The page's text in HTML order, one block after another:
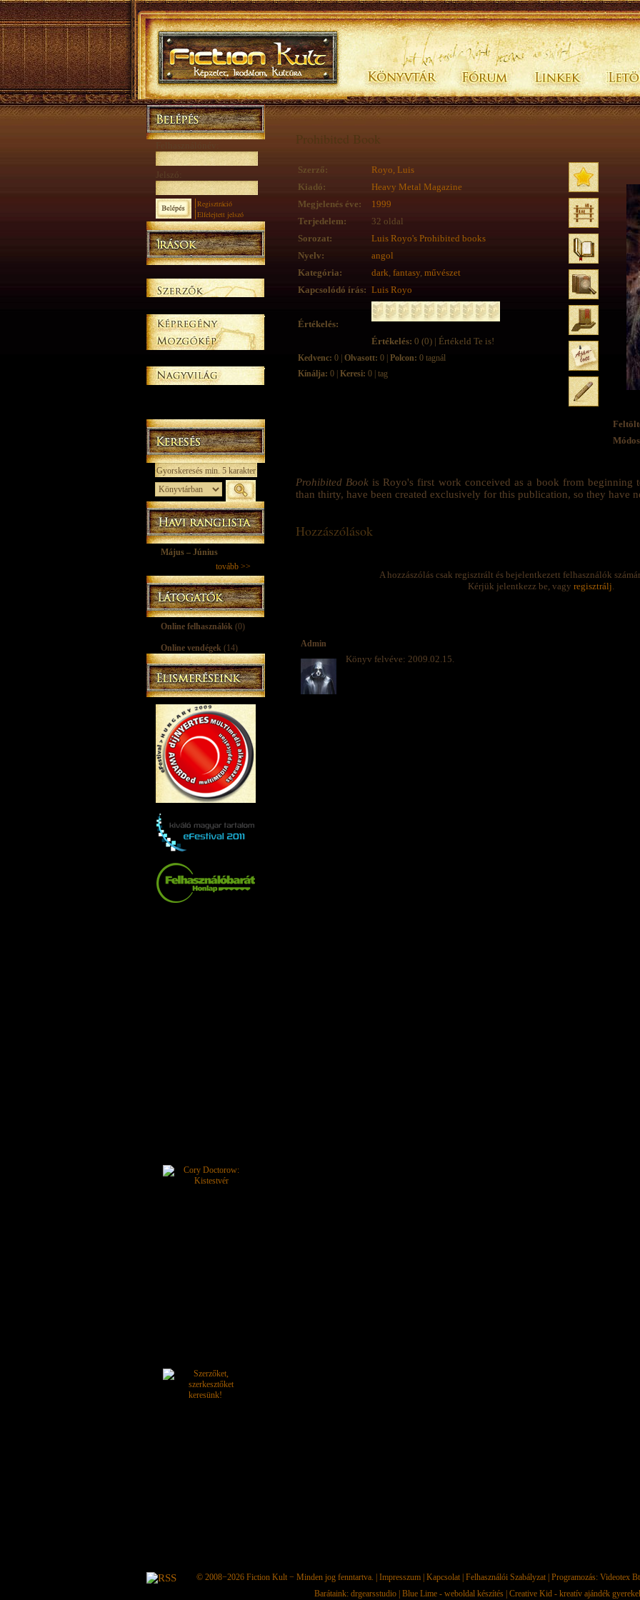
Jelszó:
Regisztráció
Elfelejtett jelszó
Május – Június
tovább >>
Online felhasználók (0)
Online vendégek(14)
Prohibited Book
Szerző:
Royo, Luis
Kiadó:
Heavy Metal Magazine
Megjelenés éve:
1999
Terjedelem:
32 oldal
Sorozat:
Luis Royo's Prohibited books
Nyelv:
angol
Kategória:
dark, fantasy, művészet
Kapcsolódó írás: Luis Royo
Értékelés:
Értékelés: 0 (0) | Értékeld Te is!
Kedvenc: 0 | Olvasott: 0 | Polcon: 0 tagnál
Kínálja: 0 | Keresi: 0 | tag
Prohibited Bookis Royo's first work conceived as a book from beginning
than thirty, have been created exclusively for this publication, so they have
Hozzászólások
A hozzászólás csak regisztrált és bejelentkezett felhasználók
Kérjük jelentkezz be, vagy regisztrálj.
Admin
Könyv felvéve: 2009.02.15.
© 2008−2026 Fiction Kult− Minden jog fenntartva. | Impresszum| Kapcsolat| Felhasználói Szabályzat| Programozás: Videotex
Barátaink: drgearsstudio| Blue Lime - weboldal készítés| Creative Kid - kreatív ajándék